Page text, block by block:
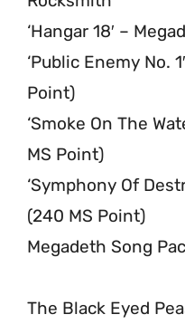
‘Hangar 18′ –
‘Public Enemy No.
Point)
‘Smoke On The
MS Point)
‘Symphony Of
(240 MS Point)
Megadeth Song
The Black Eyed